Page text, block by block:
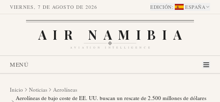
VIERNES, 7 DE AGOSTO DE 2026 EDICIÓN: ESPAÑA
AIR NAMIBIA
AVIATION INTELLIGENCE
MENÚ
Inicio Noticias
Aerolíneas
Aerolíneas de bajo coste de EE. UU. buscan un rescate de 2.500 millones de dólares